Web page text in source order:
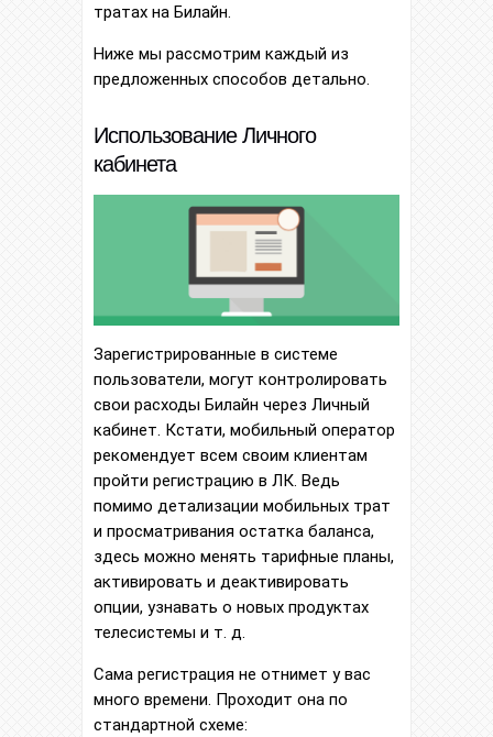
тратах на Билайн.
Ниже мы рассмотрим каждый из
предложенных способов детально.
Использование Личного
кабинета
Зарегистрированные в системе
пользователи, могут контролировать
свои расходы Билайн через Личный
кабинет. Кстати, мобильный оператор
рекомендует всем своим клиентам
пройти регистрацию в ЛК. Ведь
помимо детализации мобильных трат
и просматривания остатка баланса,
здесь можно менять тарифные планы,
активировать и деактивировать
опции, узнавать о новых продуктах
телесистемы и т. д.
Сама регистрация не отнимет у вас
много времени. Проходит она по
стандартной схеме: